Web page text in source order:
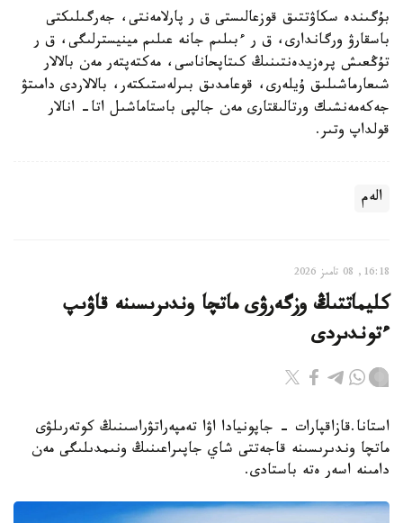
بۇگىندە سكاۋتتىق قوزعالىستى ق ر پارلامەنتى، جەرگىلىكتى
باسقارۋ ورگاندارى، ق ر ءبىلىم جانە عىلىم مينيسترلىگى، ق ر
تۇڭعىش پرەزيدەنتىنىڭ كىتاپحاناسى، مەكتەپتەر مەن بالالار
شىعارماشىلىق ۇيلەرى، قوعامدىق بىرلەستىكتەر، بالالاردى دامىتۋ
جەكەمەنشىك ورتالىقتارى مەن جالپى باستاماشىل اتا- انالار
قولداپ وتىر.
الەم
16:18, 08 تامىز 2026
كليماتتىڭ وزگەرۋى ماتچا وندىرىسىنە قاۋىپ
ءتوندىردى
استانا.قازاقپارات - جاپونيادا اۋا تەمپەراتۋراسىنىڭ كوتەرىلۋى
ماتچا وندىرىسىنە قاجەتتى شاي جاپىراعىنىڭ ونىمدىلىگى مەن
دامىنە اسەر ەتە باستادى.